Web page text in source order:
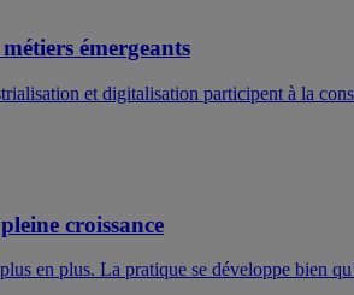
émergeants
et digitalisation participent à la
croissance
en plus. La pratique se développe bien